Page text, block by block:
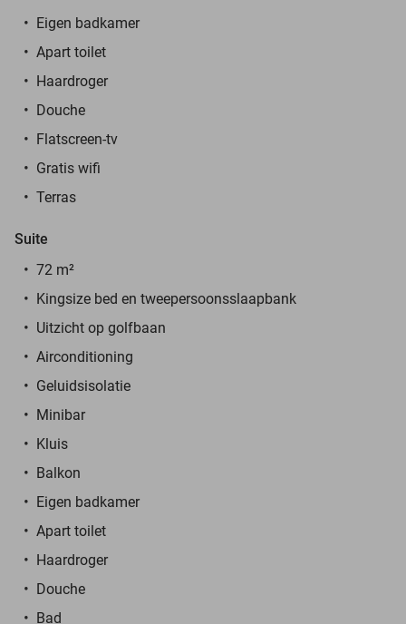
Eigen badkamer
Apart toilet
Haardroger
Douche
Flatscreen-tv
Gratis wifi
Terras
Suite
72 m²
Kingsize bed en tweepersoonsslaapbank
Uitzicht op golfbaan
Airconditioning
Geluidsisolatie
Minibar
Kluis
Balkon
Eigen badkamer
Apart toilet
Haardroger
Douche
Bad